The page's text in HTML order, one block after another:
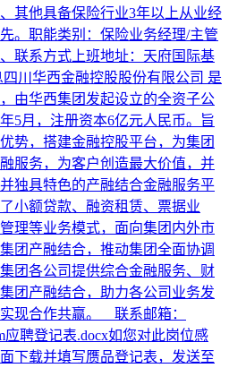
其他具备保险行业3年以上从业经
。职能类别：保险业务经理/主管
联系方式上班地址：天府国际基
川华西金融控股股份有限公司 是
由华西集团发起设立的全资子公
5月，注册资本6亿元人民币。旨
势，搭建金融控股平台，为集团
服务，为客户创造最大价值，并
独具特色的产融结合金融服务平
小额贷款、融资租赁、票据业
理等业务模式，面向集团内外市
团产融结合，推动集团全面协调
团各公司提供综合金融服务、财
团产融结合，助力各公司业务发
现合作共赢。 联系邮箱：
应聘登记表.docx如您对此岗位感
下载并填写赝品登记表，发送至